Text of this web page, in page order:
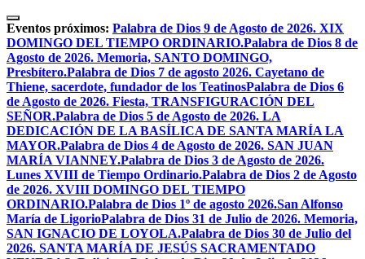
Skip
to
content
Eventos próximos: Palabra de Dios 9 de Agosto de 2026. XIX
DOMINGO DEL TIEMPO ORDINARIO.Palabra de Dios 8 de
Agosto de 2026. Memoria, SANTO DOMINGO,
Presbítero.Palabra de Dios 7 de agosto 2026. Cayetano de
Thiene, sacerdote, fundador de los TeatinosPalabra de Dios 6
de Agosto de 2026. Fiesta, TRANSFIGURACIÓN DEL
SEÑOR.Palabra de Dios 5 de Agosto de 2026. LA
DEDICACIÓN DE LA BASÍLICA DE SANTA MARÍA LA
MAYOR.Palabra de Dios 4 de Agosto de 2026. SAN JUAN
MARÍA VIANNEY.Palabra de Dios 3 de Agosto de 2026.
Lunes XVIII de Tiempo Ordinario.Palabra de Dios 2 de Agosto
de 2026. XVIII DOMINGO DEL TIEMPO
ORDINARIO.Palabra de Dios 1º de agosto 2026.San Alfonso
María de LigorioPalabra de Dios 31 de Julio de 2026. Memoria,
SAN IGNACIO DE LOYOLA.Palabra de Dios 30 de Julio del
2026. SANTA MARÍA DE JESÚS SACRAMENTADO